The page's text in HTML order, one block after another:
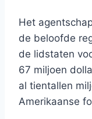
Het
de beloofde
de lidstaten
67 miljoen
al tientallen
Amerikaanse